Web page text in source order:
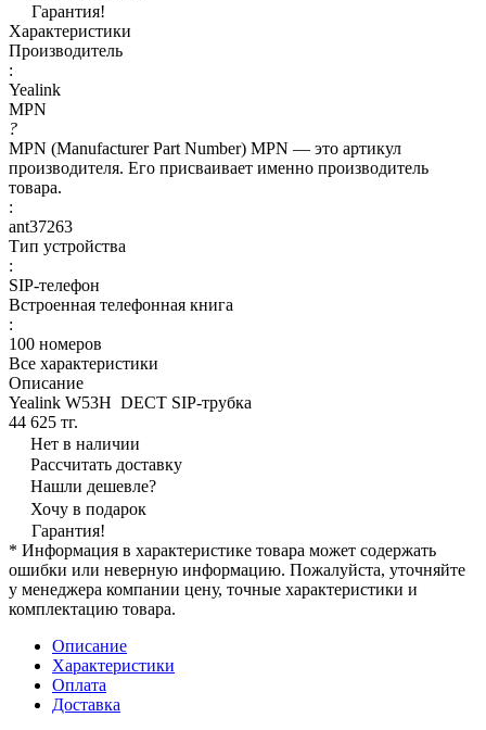
Гарантия!
Характеристики
Производитель
:
Yealink
MPN
?
MPN (Manufacturer Part Number) MPN — это артикул
производителя. Его присваивает именно производитель
товара.
:
ant37263
Тип устройства
:
SIP-телефон
Встроенная телефонная книга
:
100 номеров
Все характеристики
Описание
Yealink W53H DECT SIP-трубка
44 625 тг.
Нет в наличии
Рассчитать доставку
Нашли дешевле?
Хочу в подарок
Гарантия!
* Информация в характеристике товара может содержать
ошибки или неверную информацию. Пожалуйста, уточняйте
у менеджера компании цену, точные характеристики и
комплектацию товара.
Описание
Характеристики
Оплата
Доставка